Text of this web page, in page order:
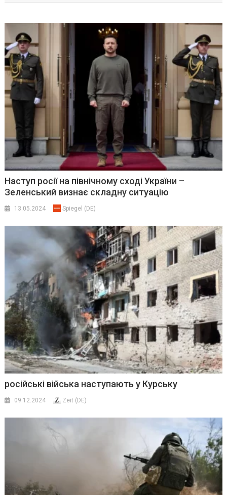
Наступ росії на північному сході України –
Зеленський визнає складну ситуацію
13.05.2024 Spiegel (DE)
російські війська наступають у Курську
09.12.2024 Zeit (DE)